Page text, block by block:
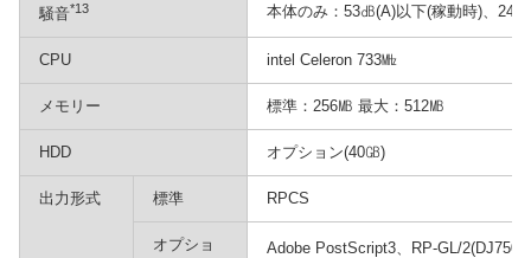
騒音*13 本体のみ：53㏈(A)以下(稼動時)、24
CPU intel Celeron 733㎒
メモリー 標準：256㎆ 最大：512㎆
HDD オプション(40㎇)
出力形式 標準 RPCS
オプショ Adobe PostScript3、RP-GL/